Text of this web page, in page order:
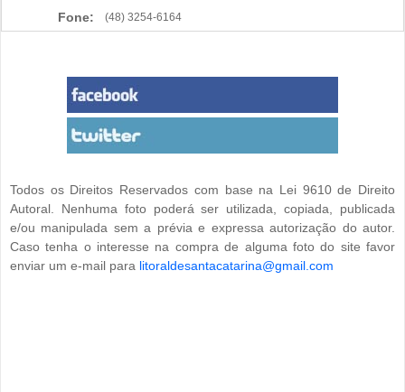
Fone: (48) 3254-6164
Todos os Direitos Reservados com base na Lei 9610 de Direito
Autoral. Nenhuma foto poderá ser utilizada, copiada, publicada
e/ou manipulada sem a prévia e expressa autorização do autor.
Caso tenha o interesse na compra de alguma foto do site favor
enviar um e-mail para litoraldesantacatarina@gmail.com